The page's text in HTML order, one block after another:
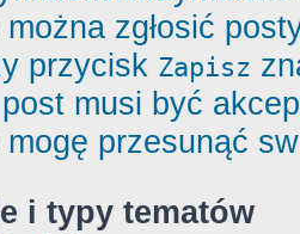
zgłosić
przycisk Zapisz
musi być
przesunąć
i typy tematów